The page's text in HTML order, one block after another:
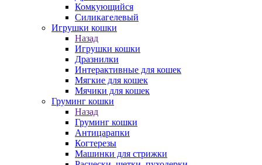
Комкующийся
Силикагелевый
Игрушки кошки
Назад
Игрушки кошки
Дразнилки
Интерактивные для кошек
Мягкие для кошек
Мячики для кошек
Груминг кошки
Назад
Груминг кошки
Антицарапки
Когтерезы
Машинки для стрижки